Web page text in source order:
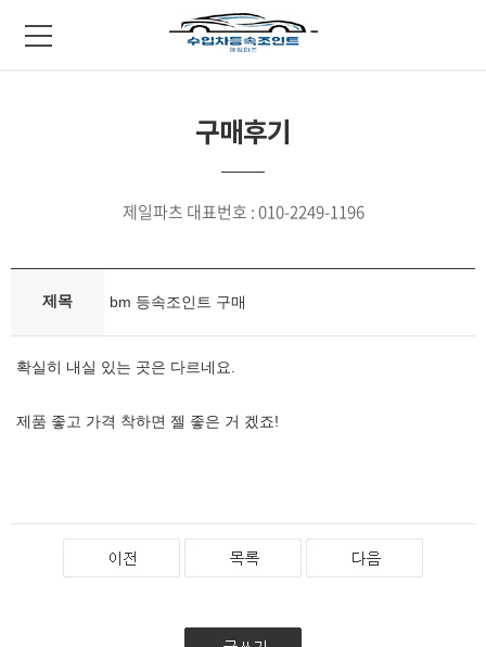
구매후기
제일파츠 대표번호 : 010-2249-1196
제목 bm 등속조인트 구매
확실히 내실 있는 곳은 다르네요.
제품 좋고 가격 착하면 젤 좋은 거 겠죠!